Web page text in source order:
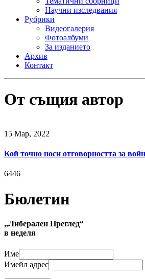
Научни изследвания
Рубрики
Видеогалерия
Фотоалбуми
За изданието
Архив
Контакт
От същия автор
15 Мар, 2022
Кой точно носи отговорността за
6446
Бюлетин
„Либерален Преглед“
в неделя
Име
Имейл адрес